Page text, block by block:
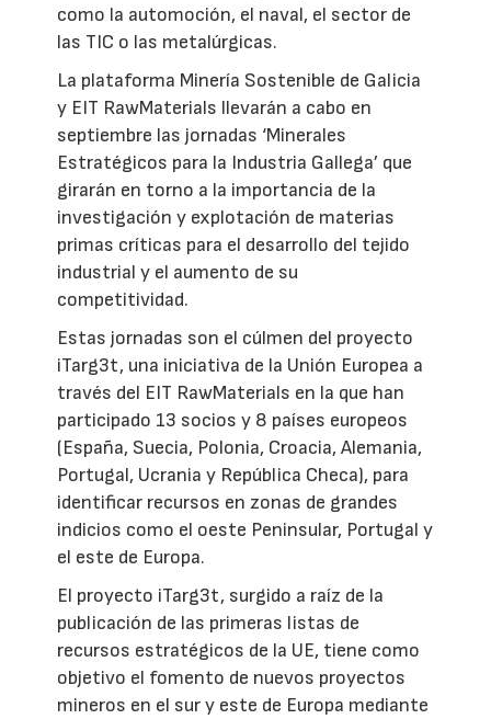
como la automoción, el naval, el sector de
las TIC o las metalúrgicas.
La plataforma Minería Sostenible de Galicia
y EIT RawMaterials llevarán a cabo en
septiembre las jornadas ‘Minerales
Estratégicos para la Industria Gallega’ que
girarán en torno a la importancia de la
investigación y explotación de materias
primas críticas para el desarrollo del tejido
industrial y el aumento de su
competitividad.
Estas jornadas son el cúlmen del proyecto
iTarg3t, una iniciativa de la Unión Europea a
través del EIT RawMaterials en la que han
participado 13 socios y 8 países europeos
(España, Suecia, Polonia, Croacia, Alemania,
Portugal, Ucrania y República Checa), para
identificar recursos en zonas de grandes
indicios como el oeste Peninsular, Portugal y
el este de Europa.
El proyecto iTarg3t, surgido a raíz de la
publicación de las primeras listas de
recursos estratégicos de la UE, tiene como
objetivo el fomento de nuevos proyectos
mineros en el sur y este de Europa mediante